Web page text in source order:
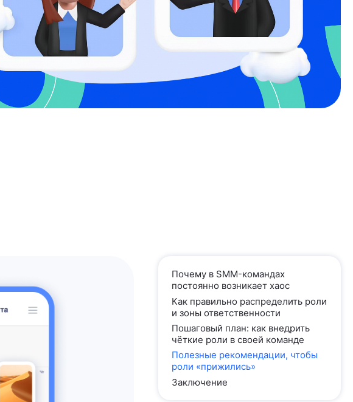
Почему в SMM-командах
постоянно возникает хаос
Как правильно распределить роли
и зоны ответственности
Пошаговый план: как внедрить
чёткие роли в своей команде
Полезные рекомендации, чтобы
роли «прижились»
Заключение